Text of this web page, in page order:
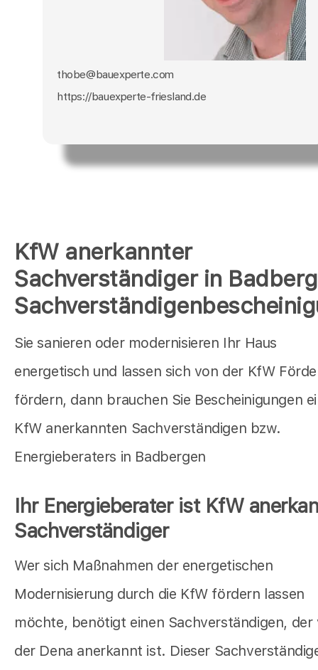
KfW anerkannter
Sachverständiger in
Sie sanieren oder modernisieren Ihr Haus
energetisch und lassen sich von der KfW
fördern, dann brauchen Sie Bescheinigungen
KfW anerkannten Sachverständigen bzw.
Energieberaters in Badbergen
Ihr Energieberater ist KfW
Sachverständiger
Wer sich Maßnahmen der energetischen
Modernisierung durch die KfW fördern lassen
möchte, benötigt einen Sachverständigen, der
der Dena anerkannt ist. Dieser
thobe@bauexperte.com
https://bauexperte-friesland.de